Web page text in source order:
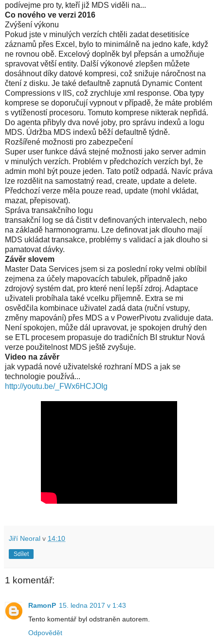
podívejme pro ty, kteří již MDS viděli na...
Co nového ve verzi 2016
Zvýšení výkonu
Pokud jste v minulých verzích chtěli zadat desetitisíce
záznamů přes Excel, bylo to minimálně na jedno kafe, když
ne rovnou obě. Excelový doplněk byl přepsán a umožňuje
spravovat větší entity. Další výkonové zlepšen můžete
dosáhnout díky datové kompresi, což snižuje náročnost na
čtení z disku. Je také defaultně zapnutá Dynamic Content
Compressions v IIS, což zrychluje xml response. Oba typy
komprese se doporučují vypnout v případě, že máte problém
s vytížeností procesoru. Tomuto komprese nikterak nepřidá.
Do agenta přibyly dva nové joby, pro správu indexů a logu
MDS. Údržba MDS indexů běží defaultně týdně.
Rozšířené možnosti pro zabezpečení
Super user funkce dává stejné možnosti jako server admin
v minulých verzích. Problém v předchozích verzích byl, že
admin mohl být pouze jeden. Tato potíž odpadá. Navíc práva
lze rozdělit na samostatný read, create, update a delete.
Předchozí verze měla pouze read, update (mohl vkládat,
mazat, přepisovat).
Správa transakčního logu
transakční log se dá čistit v definovaných intervalech, nebo
na základě harmonogramu. Lze definovat jak dlouho mají
MDS ukládat transakce, problémy s validací a jak dlouho si
pamatovat dávky.
Závěr slovem
Master Data Services jsem si za poslední roky velmi oblíbil
zejmena za účely mapovacích tabulek, případně jako
zdrojový systém dat, pro které není lepší zdroj. Adaptace
uživateli probíhala také vcelku příjemně. Extra se mi
osvědčila kombinace uživatel zadá data (ruční vstupy,
změny mapování) přes MDS a v PowerPivotu zvaliduje data.
Není spokojen, může dál upravovat, je spokojen druhý den
se ETL procesem propasuje do tradičních BI struktur Nová
verze použitelnost MDS ještě zvyšuje.
Video na závěr
jak vypadá nové uživatelské rozhraní MDS a jak se
technologie používá...
http://youtu.be/_FWx6HCJOIg
Jiří Neoral v 14:10
Sdílet
1 komentář:
RamonP 15. ledna 2017 v 1:43
Tento komentář byl odstraněn autorem.
Odpovědět